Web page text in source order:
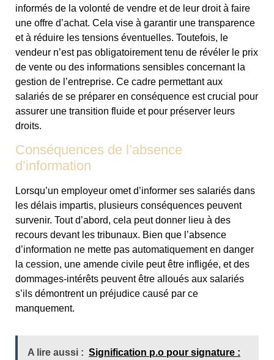
informés de la volonté de vendre et de leur droit à faire
une offre d’achat. Cela vise à garantir une transparence
et à réduire les tensions éventuelles. Toutefois, le
vendeur n’est pas obligatoirement tenu de révéler le prix
de vente ou des informations sensibles concernant la
gestion de l’entreprise. Ce cadre permettant aux
salariés de se préparer en conséquence est crucial pour
assurer une transition fluide et pour préserver leurs
droits.
Conséquences de l’absence
d’information
Lorsqu’un employeur omet d’informer ses salariés dans
les délais impartis, plusieurs conséquences peuvent
survenir. Tout d’abord, cela peut donner lieu à des
recours devant les tribunaux. Bien que l’absence
d’information ne mette pas automatiquement en danger
la cession, une amende civile peut être infligée, et des
dommages-intérêts peuvent être alloués aux salariés
s’ils démontrent un préjudice causé par ce
manquement.
A lire aussi : Signification p.o pour signature :